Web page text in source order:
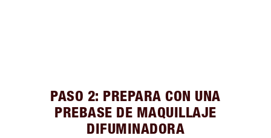
PASO 2: PREPARA CON UNA
PREBASE DE MAQUILLAJE
DIFUMINADORA